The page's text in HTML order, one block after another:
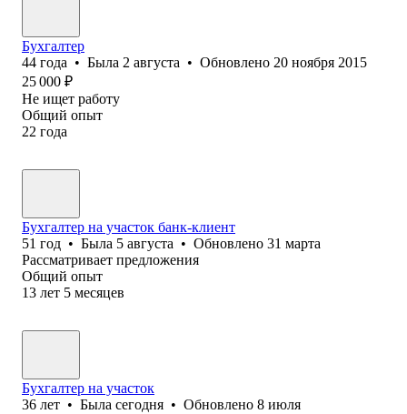
Бухгалтер
44 года • Была 2 августа • Обновлено 20 ноября 2015
25 000 ₽
Не ищет работу
Общий опыт
22 года
Бухгалтер на участок банк-клиент
51 год • Была 5 августа • Обновлено 31 марта
Рассматривает предложения
Общий опыт
13 лет 5 месяцев
Бухгалтер на участок
36 лет • Была сегодня • Обновлено 8 июля